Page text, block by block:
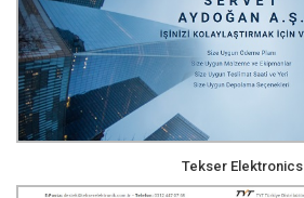
Tekser Elektronics